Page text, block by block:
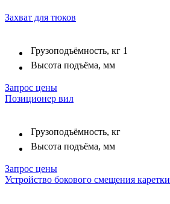
Захват для тюков
Грузоподъёмность, кг 1
Высота подъёма, мм
Запрос цены
Позиционер вил
Грузоподъёмность, кг
Высота подъёма, мм
Запрос цены
Устройство бокового смещения каретки